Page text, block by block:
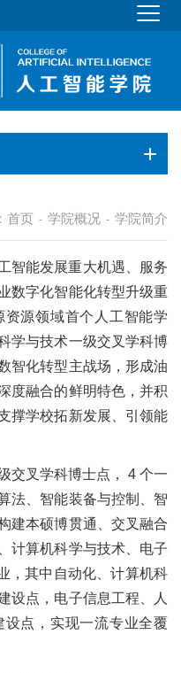
首页 - 学院概况 - 学院简介
智能发展重大机遇、服务
数字化智能化转型升级重
源领域首个人工智能学
学与技术一级交叉学科博
智化转型主战场，形成油
度融合的鲜明特色，并积
撑学校拓新发展、引领能
交叉学科博士点， 4 个一
法、智能装备与控制、智
建本硕博贯通、交叉融合
计算机科学与技术、电子
，其中自动化、计算机科
设点，电子信息工程、人
点，实现一流专业全覆